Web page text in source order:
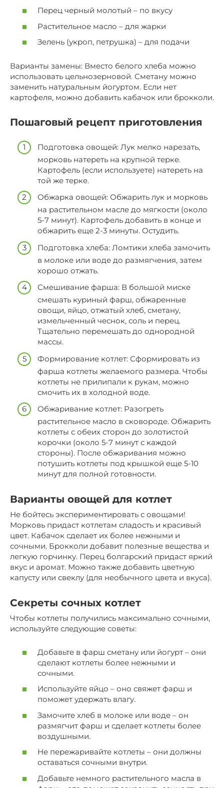
Перец черный молотый – по вкусу
Растительное масло – для жарки
Зелень (укроп, петрушка) – для подачи
Варианты замены: Вместо белого хлеба можно
использовать цельнозерновой. Сметану можно
заменить натуральным йогуртом. Если нет
картофеля, можно добавить кабачок или брокколи.
Пошаговый рецепт приготовления
Подготовка овощей: Лук мелко нарезать,
морковь натереть на крупной терке.
Картофель (если используете) натереть на
той же терке.
Обжарка овощей: Обжарить лук и морковь
на растительном масле до мягкости (около
5-7 минут). Картофель добавить в конце и
обжарить еще 2-3 минуты. Остудить.
Подготовка хлеба: Ломтики хлеба замочить
в молоке или воде до размягчения, затем
хорошо отжать.
Смешивание фарша: В большой миске
смешать куриный фарш, обжаренные
овощи, яйцо, отжатый хлеб, сметану,
измельченный чеснок, соль и перец.
Тщательно перемешать до однородной
массы.
Формирование котлет: Сформировать из
фарша котлеты желаемого размера. Чтобы
котлеты не прилипали к рукам, можно
смочить их в холодной воде.
Обжаривание котлет: Разогреть
растительное масло в сковороде. Обжарить
котлеты с обеих сторон до золотистой
корочки (около 5-7 минут с каждой
стороны). После обжаривания можно
потушить котлеты под крышкой еще 5-10
минут для полной готовности.
Варианты овощей для котлет
Не бойтесь экспериментировать с овощами!
Морковь придаст котлетам сладость и красивый
цвет. Кабачок сделает их более нежными и
сочными. Брокколи добавит полезные вещества и
легкую горчинку. Перец болгарский придаст яркий
вкус и аромат. Можно также добавить цветную
капусту или свеклу (для необычного цвета и вкуса).
Секреты сочных котлет
Чтобы котлеты получились максимально сочными,
используйте следующие советы:
Добавьте в фарш сметану или йогурт – они
сделают котлеты более нежными и
сочными.
Используйте яйцо – оно свяжет фарш и
поможет удержать влагу.
Замочите хлеб в молоке или воде – он
размягчит фарш и сделает котлеты более
воздушными.
Не пережаривайте котлеты – они должны
оставаться сочными внутри.
Добавьте немного растительного масла в